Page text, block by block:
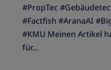
#PropTec
#Factfish #AranaAI
#KMU Meinen Artikel
für...